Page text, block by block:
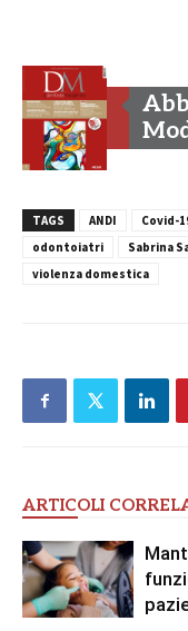
TAGS ANDI Covid-
odontoiatri
Sabrina
violenza domestica
ARTICOLI